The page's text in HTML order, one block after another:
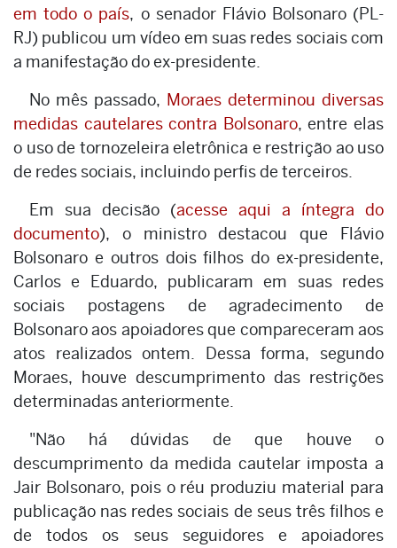
em todo o país, o senador Flávio Bolsonaro (PL-
RJ) publicou um vídeo em suas redes sociais com
a manifestação do ex-presidente.
No mês passado, Moraes determinou diversas
medidas cautelares contra Bolsonaro, entre elas
o uso de tornozeleira eletrônica e restrição ao uso
de redes sociais, incluindo perfis de terceiros.
Em sua decisão (acesse aqui a íntegra do
documento), o ministro destacou que Flávio
Bolsonaro e outros dois filhos do ex-presidente,
Carlos e Eduardo, publicaram em suas redes
sociais postagens de agradecimento de
Bolsonaro aos apoiadores que compareceram aos
atos realizados ontem. Dessa forma, segundo
Moraes, houve descumprimento das restrições
determinadas anteriormente.
"Não há dúvidas de que houve o
descumprimento da medida cautelar imposta a
Jair Bolsonaro, pois o réu produziu material para
publicação nas redes sociais de seus três filhos e
de todos os seus seguidores e apoiadores